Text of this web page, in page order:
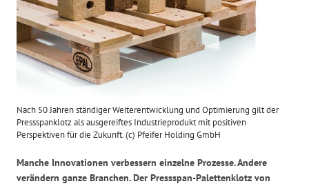
Nach 50 Jahren ständiger Weiterentwicklung und Optimierung gilt der
Pressspanklotz als ausgereiftes Industrieprodukt mit positiven
Perspektiven für die Zukunft. (c) Pfeifer Holding GmbH
Manche Innovationen verbessern einzelne Prozesse. Andere
verändern ganze Branchen. Der Pressspan-Palettenklotz von